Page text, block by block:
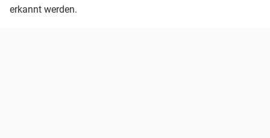
erkannt werden.